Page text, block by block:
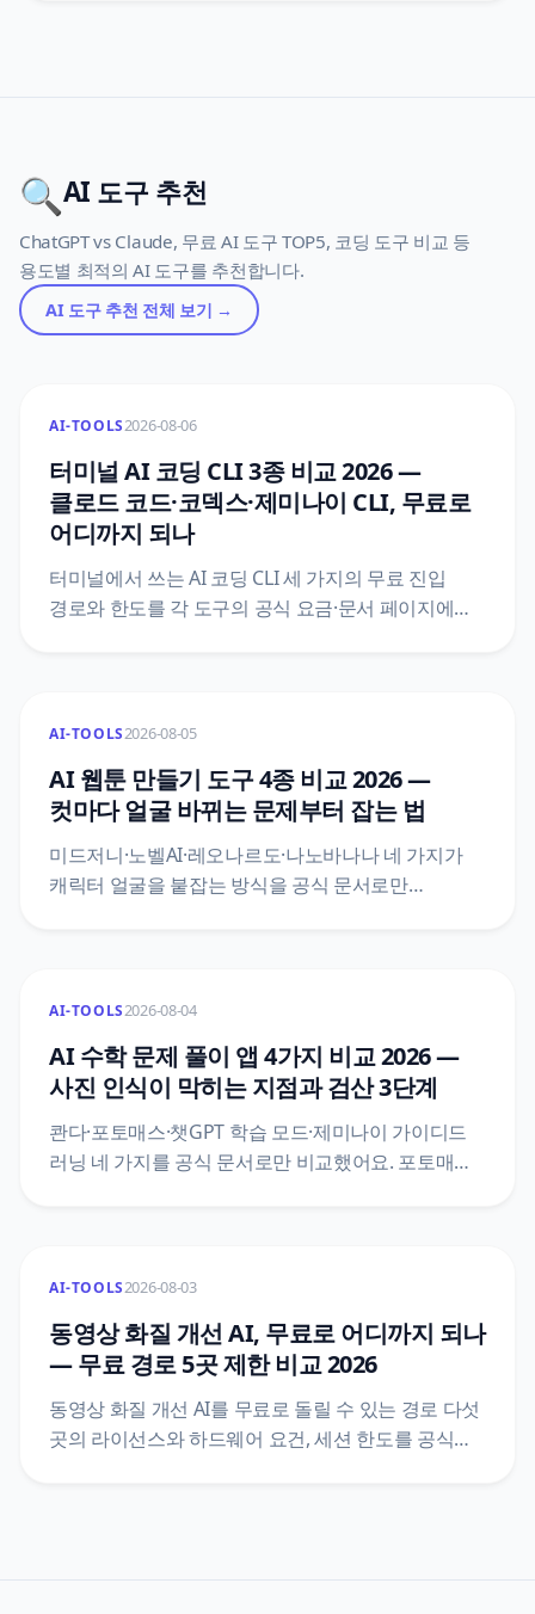
🔍AI 도구 추천
ChatGPT vs Claude, 무료 AI 도구 TOP5, 코딩 도구 비교 등
용도별 최적의 AI 도구를 추천합니다.
AI 도구 추천 전체 보기 →
AI-TOOLS2026-08-06
터미널 AI 코딩 CLI 3종 비교 2026 —
클로드 코드·코덱스·제미나이 CLI, 무료로
어디까지 되나
터미널에서 쓰는 AI 코딩 CLI 세 가지의 무료 진입
경로와 한도를 각 도구의 공식 요금·문서 페이지에서
제미나이 CLI의 개인 구글 로그인은 2026년 6월
봤어요.
AI-TOOLS2026-08-05
AI 웹툰 만들기 도구 4종 비교 2026 —
컷마다 얼굴 바뀌는 문제부터 잡는 법
미드저니·노벨AI·레오나르도·나노바나나 네 가지가
캐릭터 얼굴을 붙잡는 방식을 공식 문서로만
무료 한도와 저작권 등록 범위까지 1차 출처로
AI-TOOLS2026-08-04
AI 수학 문제 풀이 앱 4가지 비교 2026 —
사진 인식이 막히는 지점과 검산 3단계
콴다·포토매스·챗GPT 학습 모드·제미나이 가이디드
러닝 네 가지를 공식 문서로만 비교했어요. 포토매스
검산 3단계까지 정리했어요.
AI-TOOLS2026-08-03
동영상 화질 개선 AI, 무료로 어디까지 되나
— 무료 경로 5곳 제한 비교 2026
동영상 화질 개선 AI를 무료로 돌릴 수 있는 경로 다섯
곳의 라이선스와 하드웨어 요건, 세션 한도를 공식